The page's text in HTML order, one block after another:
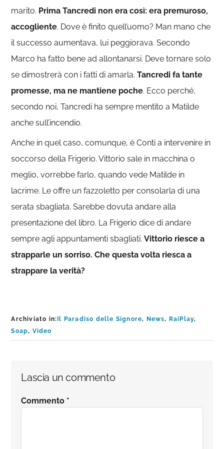
marito. Prima Tancredi non era così: era premuroso,
accogliente. Dove è finito quell’uomo? Man mano che
il successo aumentava, lui peggiorava. Secondo
Marco ha fatto bene ad allontanarsi. Deve tornare solo
se dimostrerà con i fatti di amarla.Tancredi fa tante
promesse, ma ne mantiene poche. Ecco perché,
secondo noi, Tancredi ha sempre mentito a Matilde
anche sull’incendio.
Anche in quel caso, comunque, è Conti a intervenire in
soccorso della Frigerio. Vittorio sale in macchina o
meglio, vorrebbe farlo, quando vede Matilde in
lacrime. Le offre un fazzoletto per consolarla di una
serata sbagliata. Sarebbe dovuta andare alla
presentazione del libro. La Frigerio dice di andare
sempre agli appuntamenti sbagliati.Vittorio riesce a
strapparle un sorriso. Che questa volta riesca a
strappare la verità?
Archiviato in: Il Paradiso delle Signore, News, RaiPlay,
Soap, Video
Interazioni
del
Lascia un commento
Commento *